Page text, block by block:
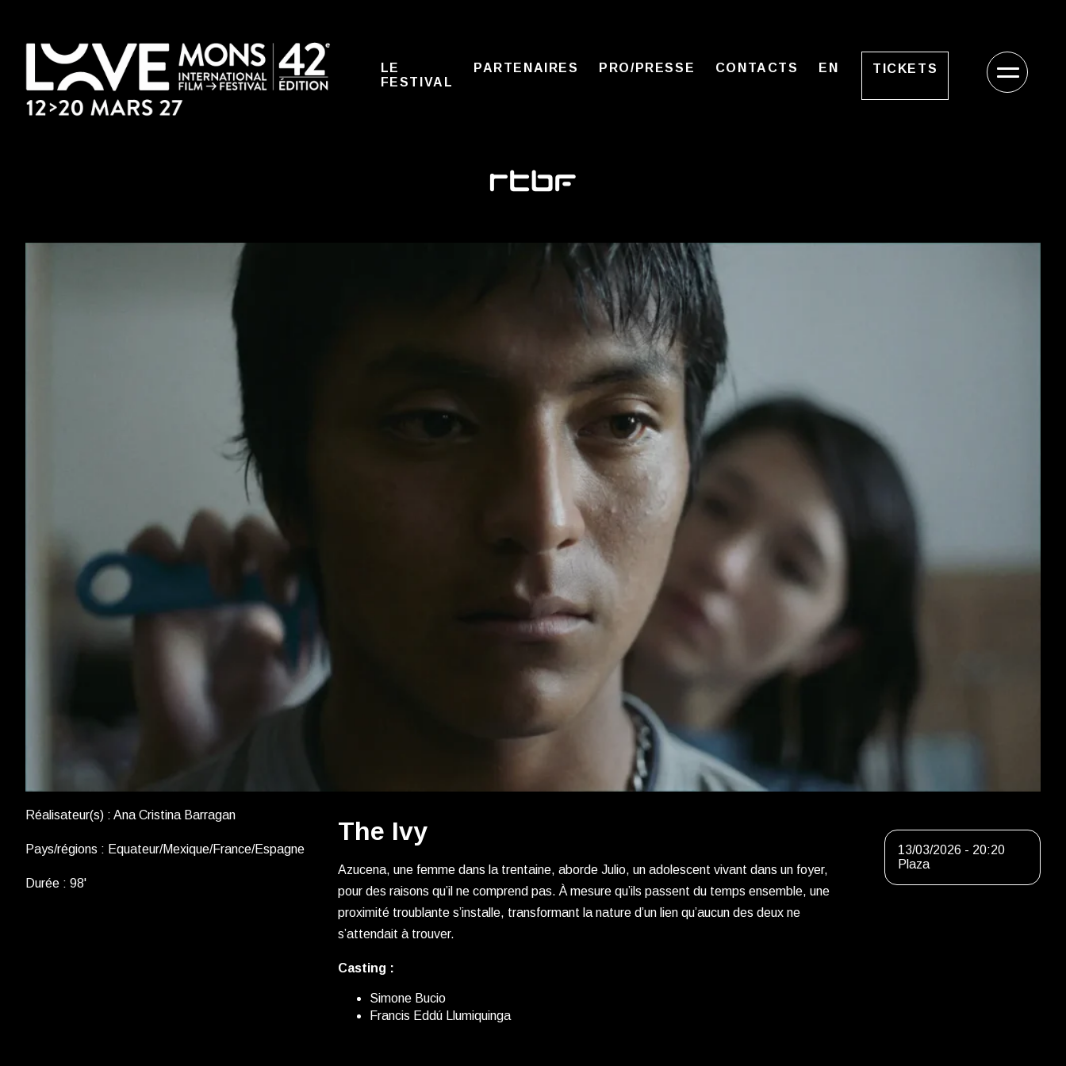
LE
FESTIVAL
PARTENAIRES PRO/PRESSE CONTACTS EN TICKETS
Réalisateur(s) : Ana Cristina Barragan
Pays/régions : Equateur/Mexique/France/Espagne
Durée : 98'
The Ivy
Azucena, une femme dans la trentaine, aborde Julio, un adolescent vivant dans un foyer,
pour des raisons qu’il ne comprend pas. À mesure qu’ils passent du temps ensemble, une
proximité troublante s’installe, transformant la nature d’un lien qu’aucun des deux ne
s’attendait à trouver.
Casting :
Simone Bucio
Francis Eddú Llumiquinga
13/03/2026 - 20:20
Plaza